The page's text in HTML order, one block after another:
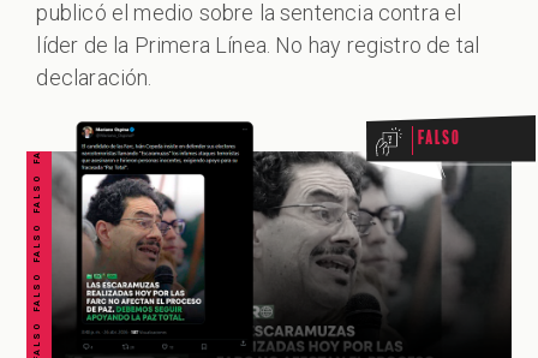
publicó el medio sobre la sentencia contra el
líder de la Primera Línea. No hay registro de tal
declaración.
FALSO FALSO FALSO FALSO FALSO FALSO FALSO Falso